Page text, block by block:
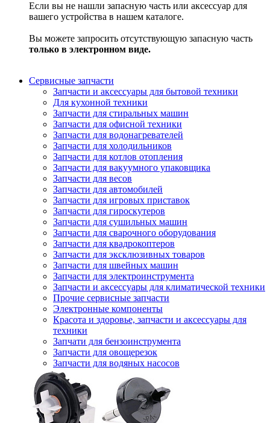
Если вы не нашли запасную часть или аксессуар для
вашего устройства в нашем каталоге.
Вы можете запросить отсутствующую запасную часть
только в электронном виде.
Сервисные запчасти
Запчасти и аксессуары для бытовой техники
Для кухонной техники
Запчасти для стиральных машин
Запчасти для офисной техники
Запчасти для водонагревателей
Запчасти для холодильников
Запчасти для котлов отопления
Запчасти для вакуумного упаковщика
Запчасти для весов
Запчасти для автомобилей
Запчасти для игровых приставок
Запчасти для гироскутеров
Запчасти для сушильных машин
Запчасти для сварочного оборудования
Запчасти для квадрокоптеров
Запчасти для эксклюзивных товаров
Запчасти для швейных машин
Запчасти для электроинструмента
Запчасти и аксессуары для климатической техники
Прочие сервисные запчасти
Электронные компоненты
Красота и здоровье, запчасти и аксессуары для
техники
Запчати для бензоинструмента
Запчасти для овощерезок
Запчасти для водяных насосов